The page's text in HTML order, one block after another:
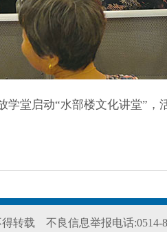
学堂启动“水部楼文化讲堂”，
得转载 不良信息举报电话:0514-